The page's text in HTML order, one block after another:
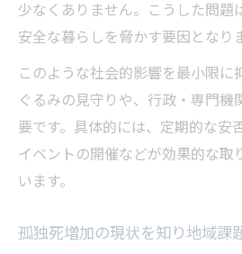
整理
暮らしの変化が孤独死に
する
退職後の社会的孤立と
解説
家族構成の変化が孤独
孤独死を防ぐため私たちに
少なくありません。こうした問題
安全な暮らしを脅かす要因となり
このような社会的影響を最小限に
ぐるみの見守りや、行政・専門機
要です。具体的には、定期的な安
イベントの開催などが効果的な取
います。
孤独死増加の現状を知り地域課